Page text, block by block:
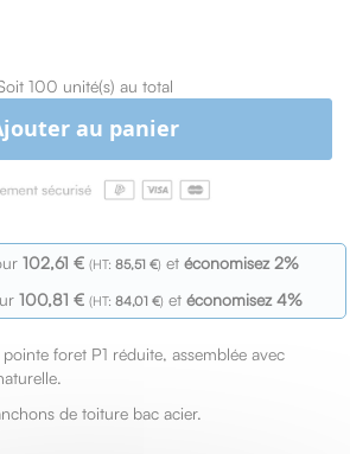
100 unité(s) au total
au panier
102,61 € 85,51 € et économisez2%
100,81 € 84,01 € et économisez4%
foret P1 réduite, assemblée avec
de toiture bac acier.